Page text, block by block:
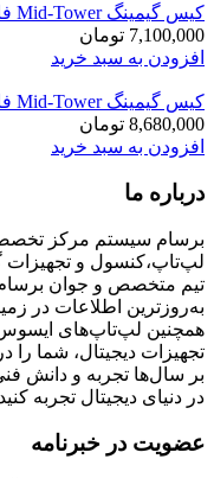
کیس گیمینگ Mid-Tower فاطر مدل FATER FG-530B
7,100,000 تومان
افزودن به سبد خرید
کیس گیمینگ Mid-Tower فاطر مدل FATER FG-730B
8,680,000 تومان
افزودن به سبد خرید
درباره ما
برسام سیستم مرکز
لپ‌تاپ،کنسول و
تیم متخصص و جوان
به‌روزترین اطلاعات در
همچنین لپ‌تاپ‌های ایسوس،
تجهیزات دیجیتال، شما را
بر سال‌ها تجربه و دانش
در دنیای دیجیتال تجربه
عضویت در خبرنامه